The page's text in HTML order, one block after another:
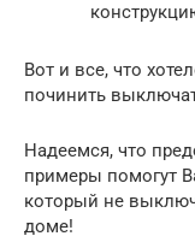
Вот и все, что
починить
Надеемся, что
примеры помогут
который не
доме!